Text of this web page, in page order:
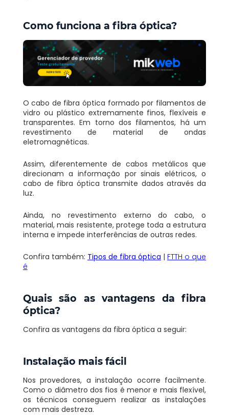
Como funciona a fibra óptica?
O cabo de fibra óptica formado por filamentos de
vidro ou plástico extremamente finos, flexíveis e
transparentes. Em torno dos filamentos, há um
revestimento de material de ondas
eletromagnéticas.
Assim, diferentemente de cabos metálicos que
direcionam a informação por sinais elétricos, o
cabo de fibra óptica transmite dados através da
luz.
Ainda, no revestimento externo do cabo, o
material, mais resistente, protege toda a estrutura
interna e impede interferências de outras redes.
Confira também: Tipos de fibra óptica | FTTH o que
é
Quais são as vantagens da fibra
óptica?
Confira as vantagens da fibra óptica a seguir:
Instalação mais fácil
Nos provedores, a instalação ocorre facilmente.
Como o diâmetro dos fios é menor e mais flexível,
os técnicos conseguem realizar as instalações
com mais destreza.